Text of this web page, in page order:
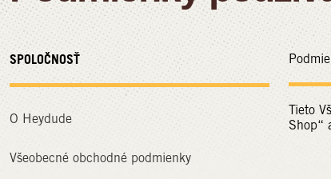
SPOLOČNOSŤ
O Heydude
Všeobecné obchodné podmienky
Tieto
Shop“